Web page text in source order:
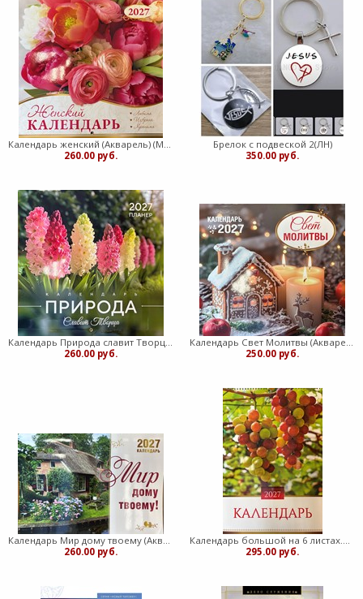
260.00 руб.
Брелок с подвеской 2(ЛН)
350.00 руб.
260.00 руб.
250.00 руб.
260.00 руб.
295.00 руб.